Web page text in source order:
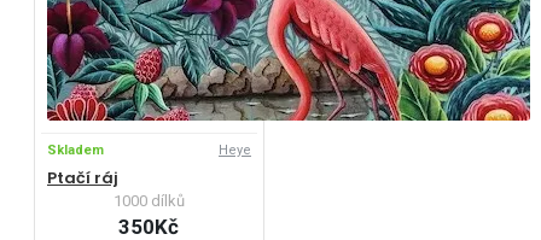
Skladem Heye
Ptačí ráj
1000 dílků
350Kč